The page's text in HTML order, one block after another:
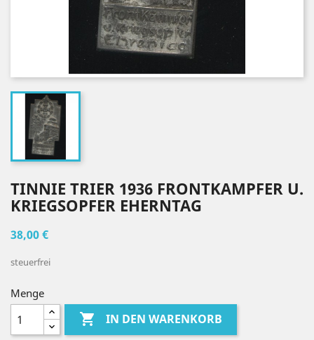
TINNIE TRIER 1936 FRONTKAMPFER U.
KRIEGSOPFER EHERNTAG
38,00 €
steuerfrei
Menge
 IN DEN WARENKORB